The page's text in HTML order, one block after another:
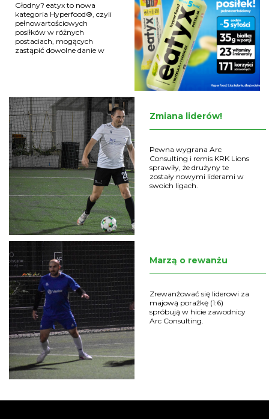
Głodny? eatyx to nowa
kategoria Hyperfood®, czyli
pełnowartościowych
posiłków w różnych
postaciach, mogących
zastąpić dowolne danie w
Zmiana liderów!
Pewna wygrana Arc
Consulting i remis KRK Lions
sprawiły, że drużyny te
zostały nowymi liderami w
swoich ligach.
Marzą o rewanżu
Zrewanżować się liderowi za
majową porażkę (1:6)
spróbują w hicie zawodnicy
Arc Consulting.